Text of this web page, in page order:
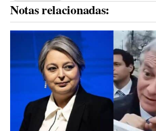
Notas relacionadas: